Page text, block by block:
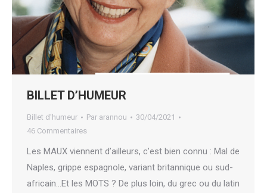
BILLET D’HUMEUR
Billet d'humeur Par arannou
30/04/2021
46 Commentaires
Les MAUX viennent d’ailleurs, c’est bien connu : Mal de
Naples, grippe espagnole, variant britannique ou sud-
africain…Et les MOTS ? De plus loin, du grec ou du latin